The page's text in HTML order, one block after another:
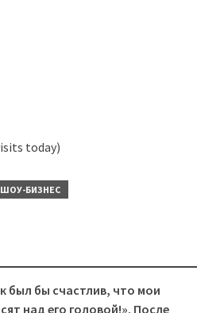
today)
ШОУ-БИЗНЕС
был бы счастлив, что мои
над его головой!». После